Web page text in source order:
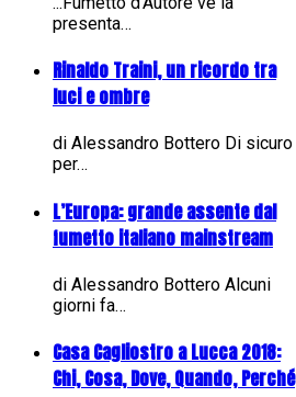
presenta…
Rinaldo Traini, un ricordo tra
luci e ombre
di Alessandro Bottero Di sicuro
per…
L’Europa: grande assente dal
fumetto italiano mainstream
di Alessandro Bottero Alcuni
giorni fa…
Casa Cagliostro a Lucca 2018:
Chi, Cosa, Dove, Quando, Perché